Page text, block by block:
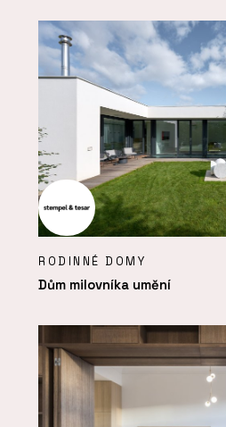
RODINNÉ DOMY
Dům milovníka umění